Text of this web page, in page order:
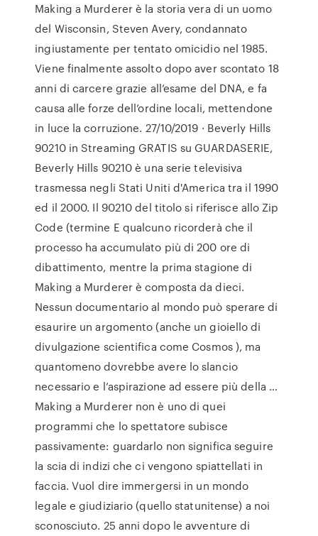
Making a Murderer è la storia vera di un uomo
del Wisconsin, Steven Avery, condannato
ingiustamente per tentato omicidio nel 1985.
Viene finalmente assolto dopo aver scontato 18
anni di carcere grazie all’esame del DNA, e fa
causa alle forze dell’ordine locali, mettendone
in luce la corruzione. 27/10/2019 · Beverly Hills
90210 in Streaming GRATIS su GUARDASERIE,
Beverly Hills 90210 è una serie televisiva
trasmessa negli Stati Uniti d'America tra il 1990
ed il 2000. Il 90210 del titolo si riferisce allo Zip
Code (termine E qualcuno ricorderà che il
processo ha accumulato più di 200 ore di
dibattimento, mentre la prima stagione di
Making a Murderer è composta da dieci.
Nessun documentario al mondo può sperare di
esaurire un argomento (anche un gioiello di
divulgazione scientifica come Cosmos ), ma
quantomeno dovrebbe avere lo slancio
necessario e l’aspirazione ad essere più della …
Making a Murderer non è uno di quei
programmi che lo spettatore subisce
passivamente: guardarlo non significa seguire
la scia di indizi che ci vengono spiattellati in
faccia. Vuol dire immergersi in un mondo
legale e giudiziario (quello statunitense) a noi
sconosciuto. 25 anni dopo le avventure di